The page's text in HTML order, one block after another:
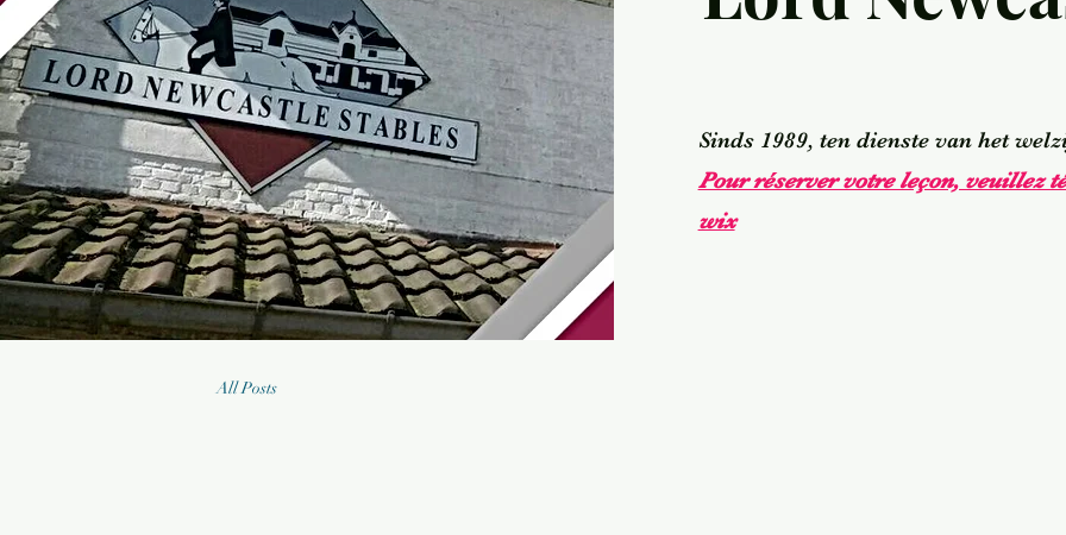
Sinds 1989, ten dienste van het
Pour réserver votre leçon, veuillez
wix
All Posts